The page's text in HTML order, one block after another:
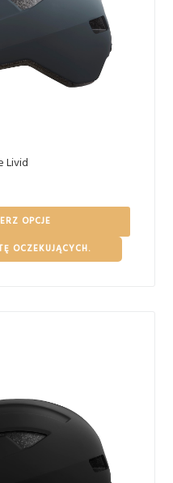
Livid
OPCJE
OCZEKUJĄCYCH.